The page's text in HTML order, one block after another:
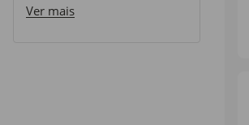
Refine by Preço: €30 - €49,99
Ver mais